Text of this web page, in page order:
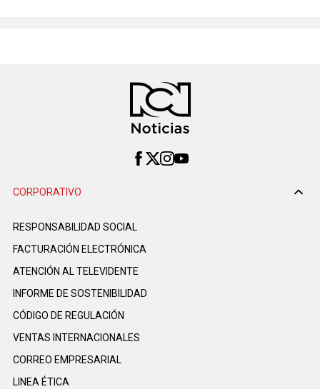
CORPORATIVO
RESPONSABILIDAD SOCIAL
FACTURACIÓN ELECTRÓNICA
ATENCIÓN AL TELEVIDENTE
INFORME DE SOSTENIBILIDAD
CÓDIGO DE REGULACIÓN
VENTAS INTERNACIONALES
CORREO EMPRESARIAL
LINEA ÉTICA